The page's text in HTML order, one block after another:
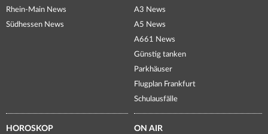
Rhein-Main News
Südhessen News
A3 News
A5 News
A661 News
Günstig tanken
Parkhäuser
Flugplan Frankfurt
Schulausfälle
HOROSKOP ON AIR